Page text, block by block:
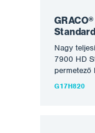
szállítjuk:
felületű
Nagy
7900 HD
permetező
a legtöbb
G17H820